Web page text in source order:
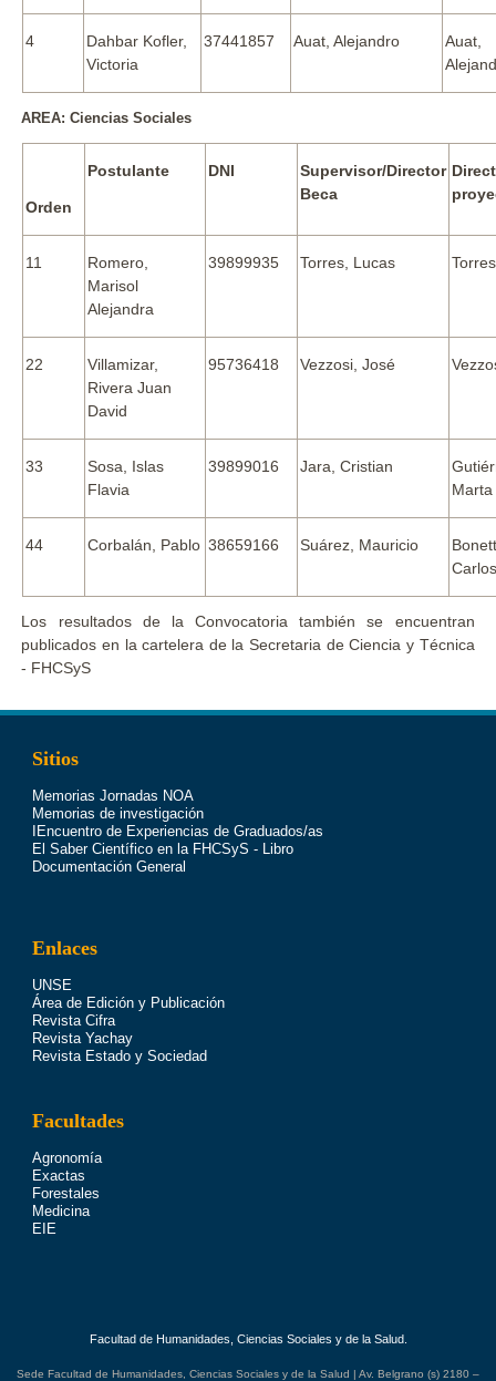
4
Dahbar Kofler,
Victoria
37441857 Auat, Alejandro
Auat,
AREA: Ciencias Sociales
Orden
Postulante DNI
Supervisor/Director
Beca
11
Romero,
Marisol
Alejandra
39899935 Torres, Lucas
22
Villamizar,
Rivera Juan
David
95736418 Vezzosi, José
33
Sosa, Islas
Flavia
39899016 Jara, Cristian
Marta
44 Corbalán, Pablo 38659166 Suárez, Mauricio
Los resultados de la Convocatoria también se encuentran
publicados en la cartelera de la Secretaria de Ciencia y Técnica
- FHCSyS
Sitios
Memorias Jornadas NOA
Memorias de investigación
IEncuentro de Experiencias de Graduados/as
El Saber Científico en la FHCSyS - Libro
Documentación General
Enlaces
UNSE
Área de Edición y Publicación
Revista Cifra
Revista Yachay
Revista Estado y Sociedad
Facultades
Agronomía
Exactas
Forestales
Medicina
EIE
Facultad de Humanidades, Ciencias Sociales y de la Salud.
Sede Facultad de Humanidades, Ciencias Sociales y de la Salud | Av. Belgrano (s) 2180 –